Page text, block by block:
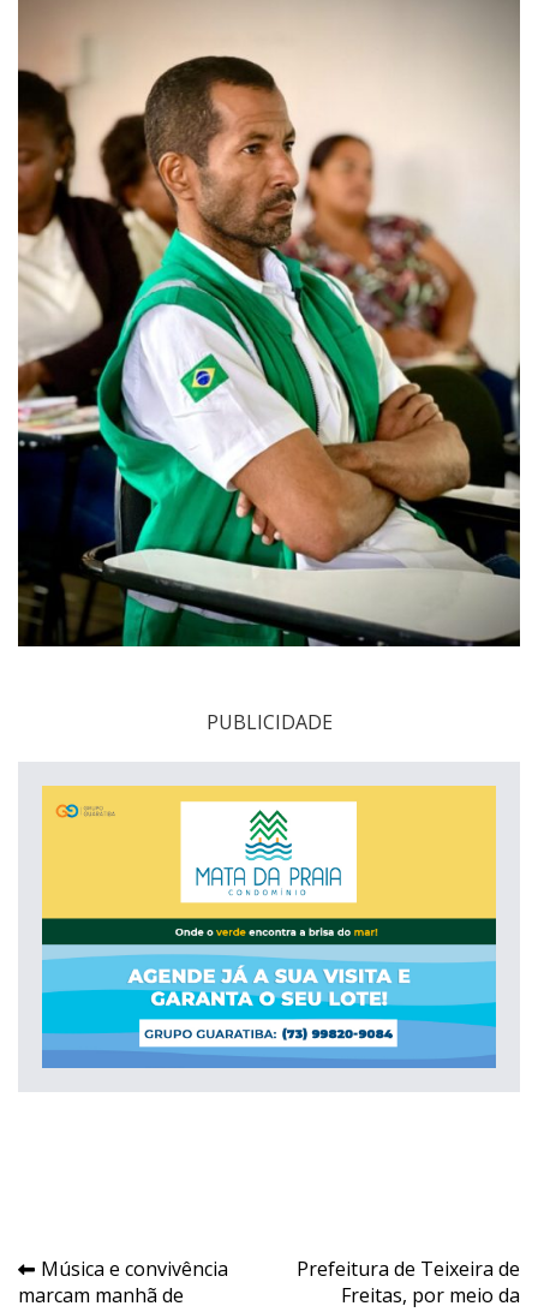
PUBLICIDADE
Navegação
Música e convivência
marcam manhã de
Prefeitura de Teixeira de
Freitas, por meio da